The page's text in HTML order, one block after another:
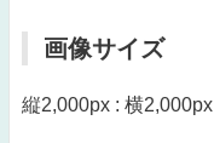
画像サイズ
縦2,000px : 横2,000px